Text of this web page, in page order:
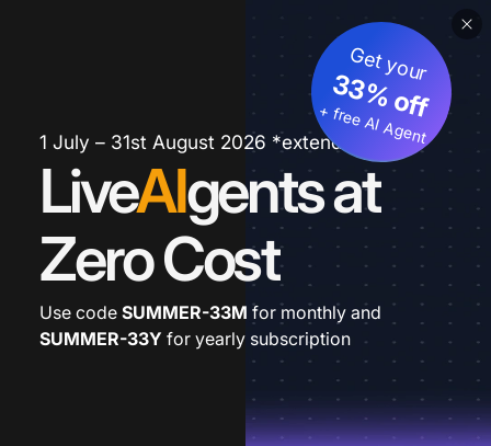
1 July – 31st August 2026 *extended
LiveAIgents at
Zero Cost
Get your
33% off
+ free AI Agent
Use code SUMMER-33M for monthly and
SUMMER-33Y for yearly subscription